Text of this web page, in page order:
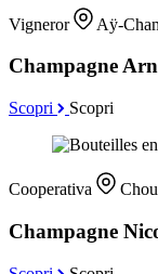
Vigneror Aÿ-
Champagne
Scopri Scopri
Cooperativa
Champagne